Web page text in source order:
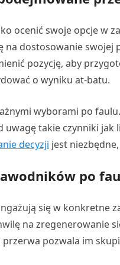
ocenić swoje opcje w
na dostosowanie
pozycję, aby
o wyniku at-batu.
wyborami po
uwagę takie czynniki
decyzji jest
po
się w konkretne
na zregenerowanie
pozwala im